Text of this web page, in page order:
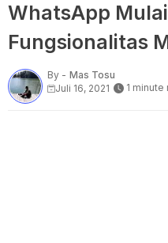
WhatsApp
Fungsionalitas
By - Mas Tosu
Juli 16, 2021
1 minute